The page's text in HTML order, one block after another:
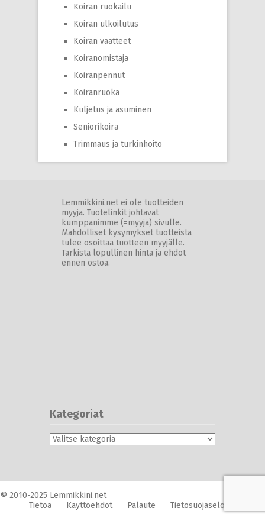
Koiran ruokailu
Koiran ulkoilutus
Koiran vaatteet
Koiranomistaja
Koiranpennut
Koiranruoka
Kuljetus ja asuminen
Seniorikoira
Trimmaus ja turkinhoito
Lemmikkini.net ei ole tuotteiden
myyjä. Tuotelinkit johtavat
kumppanimme (=myyjä) sivulle.
Mahdolliset kysymykset tuotteista
tulee osoittaa tuotteen myyjälle.
Tarkista lopullinen hinta ja ehdot
ennen ostoa.
Kategoriat
Kategoriat
© 2010-2025 Lemmikkini.net
Tietoa
Käyttöehdot Palaute Tietosuojaseloste